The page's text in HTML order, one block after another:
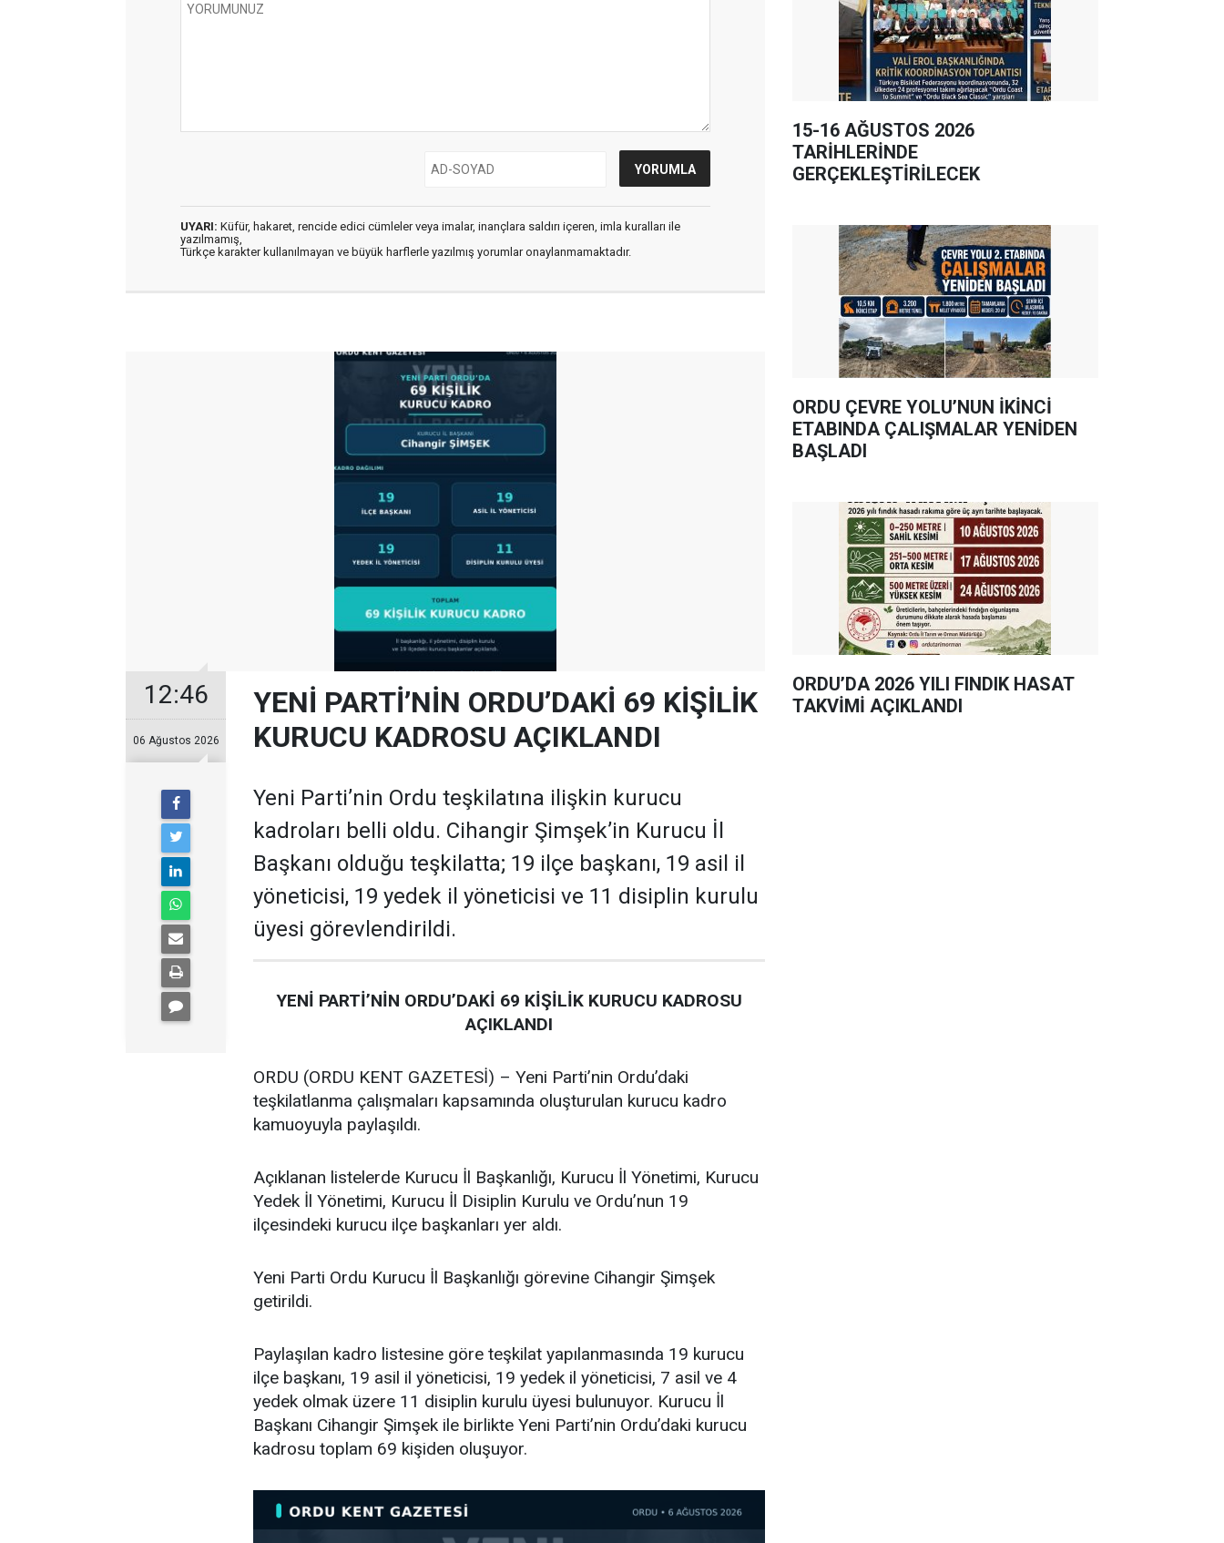
UYARI: Küfür, hakaret, rencide edici cümleler veya imalar, inançlara saldırı içeren, imla kuralları ile
yazılmamış,
Türkçe karakter kullanılmayan ve büyük harflerle yazılmış yorumlar onaylanmamaktadır.
12:46
06 Ağustos 2026
YENİ PARTİ’NİN ORDU’DAKİ 69 KİŞİLİK
KURUCU KADROSU AÇIKLANDI
Yeni Parti’nin Ordu teşkilatına ilişkin kurucu
kadroları belli oldu. Cihangir Şimşek’in Kurucu İl
Başkanı olduğu teşkilatta; 19 ilçe başkanı, 19 asil il
yöneticisi, 19 yedek il yöneticisi ve 11 disiplin kurulu
üyesi görevlendirildi.
YENİ PARTİ’NİN ORDU’DAKİ 69 KİŞİLİK KURUCU KADROSU
AÇIKLANDI
ORDU (ORDU KENT GAZETESİ) – Yeni Parti’nin Ordu’daki
teşkilatlanma çalışmaları kapsamında oluşturulan kurucu kadro
kamuoyuyla paylaşıldı.
Açıklanan listelerde Kurucu İl Başkanlığı, Kurucu İl Yönetimi, Kurucu
Yedek İl Yönetimi, Kurucu İl Disiplin Kurulu ve Ordu’nun 19
ilçesindeki kurucu ilçe başkanları yer aldı.
Yeni Parti Ordu Kurucu İl Başkanlığı görevine Cihangir Şimşek
getirildi.
Paylaşılan kadro listesine göre teşkilat yapılanmasında 19 kurucu
ilçe başkanı, 19 asil il yöneticisi, 19 yedek il yöneticisi, 7 asil ve 4
yedek olmak üzere 11 disiplin kurulu üyesi bulunuyor. Kurucu İl
Başkanı Cihangir Şimşek ile birlikte Yeni Parti’nin Ordu’daki kurucu
kadrosu toplam 69 kişiden oluşuyor.
15-16 AĞUSTOS 2026
TARİHLERİNDE
GERÇEKLEŞTİRİLECEK
ORDU ÇEVRE YOLU’NUN İKİNCİ
ETABINDA ÇALIŞMALAR YENİDEN
BAŞLADI
ORDU’DA 2026 YILI FINDIK HASAT
TAKVİMİ AÇIKLANDI